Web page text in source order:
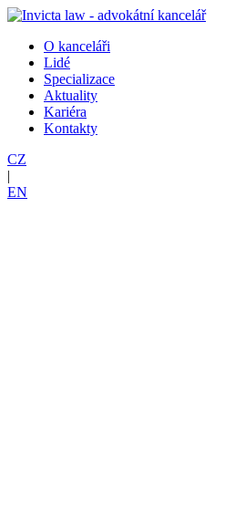
O kanceláři
Lidé
Specializace
Aktuality
Kariéra
Kontakty
CZ
|
EN